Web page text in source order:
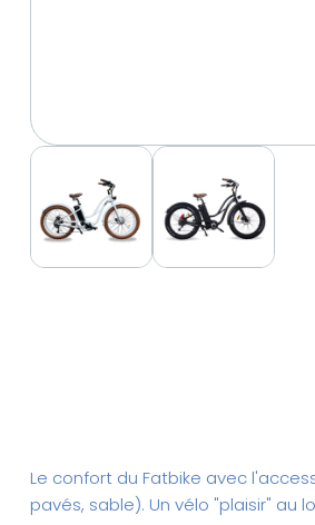
Le confort du Fatbike avec
pavés, sable). Un vélo "plaisir"